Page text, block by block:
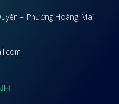
– Phường Hoàng Mai